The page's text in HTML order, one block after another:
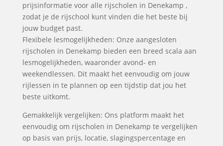
prijsinformatie voor alle rijscholen in Denekamp ,
zodat je de rijschool kunt vinden die het beste bij
jouw budget past.
Flexibele lesmogelijkheden: Onze aangesloten
rijscholen in Denekamp bieden een breed scala aan
lesmogelijkheden, waaronder avond- en
weekendlessen. Dit maakt het eenvoudig om jouw
rijlessen in te plannen op een tijdstip dat jou het
beste uitkomt.
Gemakkelijk vergelijken: Ons platform maakt het
eenvoudig om rijscholen in Denekamp te vergelijken
op basis van prijs, locatie, slagingspercentage en